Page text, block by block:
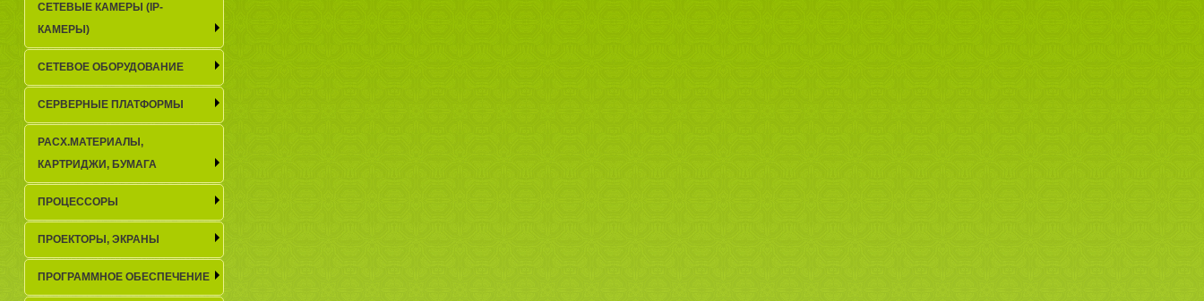
СЕТЕВЫЕ КАМЕРЫ (IP-
КАМЕРЫ)
СЕТЕВОЕ ОБОРУДОВАНИЕ
СЕРВЕРНЫЕ ПЛАТФОРМЫ
РАСХ.МАТЕРИАЛЫ,
КАРТРИДЖИ, БУМАГА
ПРОЦЕССОРЫ
ПРОЕКТОРЫ, ЭКРАНЫ
ПРОГРАММНОЕ ОБЕСПЕЧЕНИЕ